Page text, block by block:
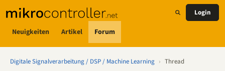
Neuigkeiten Artikel Forum
Login
Digitale Signalverarbeitung / DSP / Machine Learning › Thread